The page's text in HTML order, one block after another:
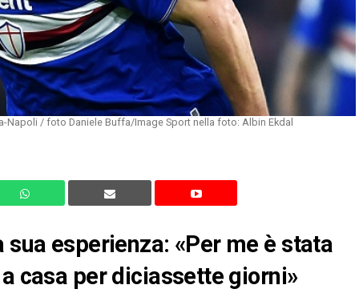
/ foto Daniele Buffa/Image Sport nella foto: Albin Ekdal
esperienza: «Per me è stata
casa per diciassette giorni»